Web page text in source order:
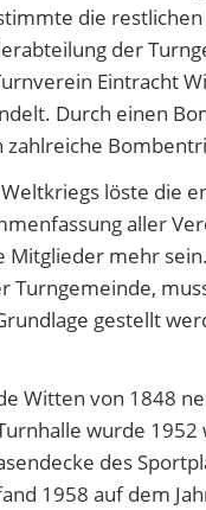
die
der
Eintracht
Durch einen
löste die
aller
Mitglieder mehr
Turngemeinde,
gestellt
Witten von 1848
wurde
des
1958 auf dem